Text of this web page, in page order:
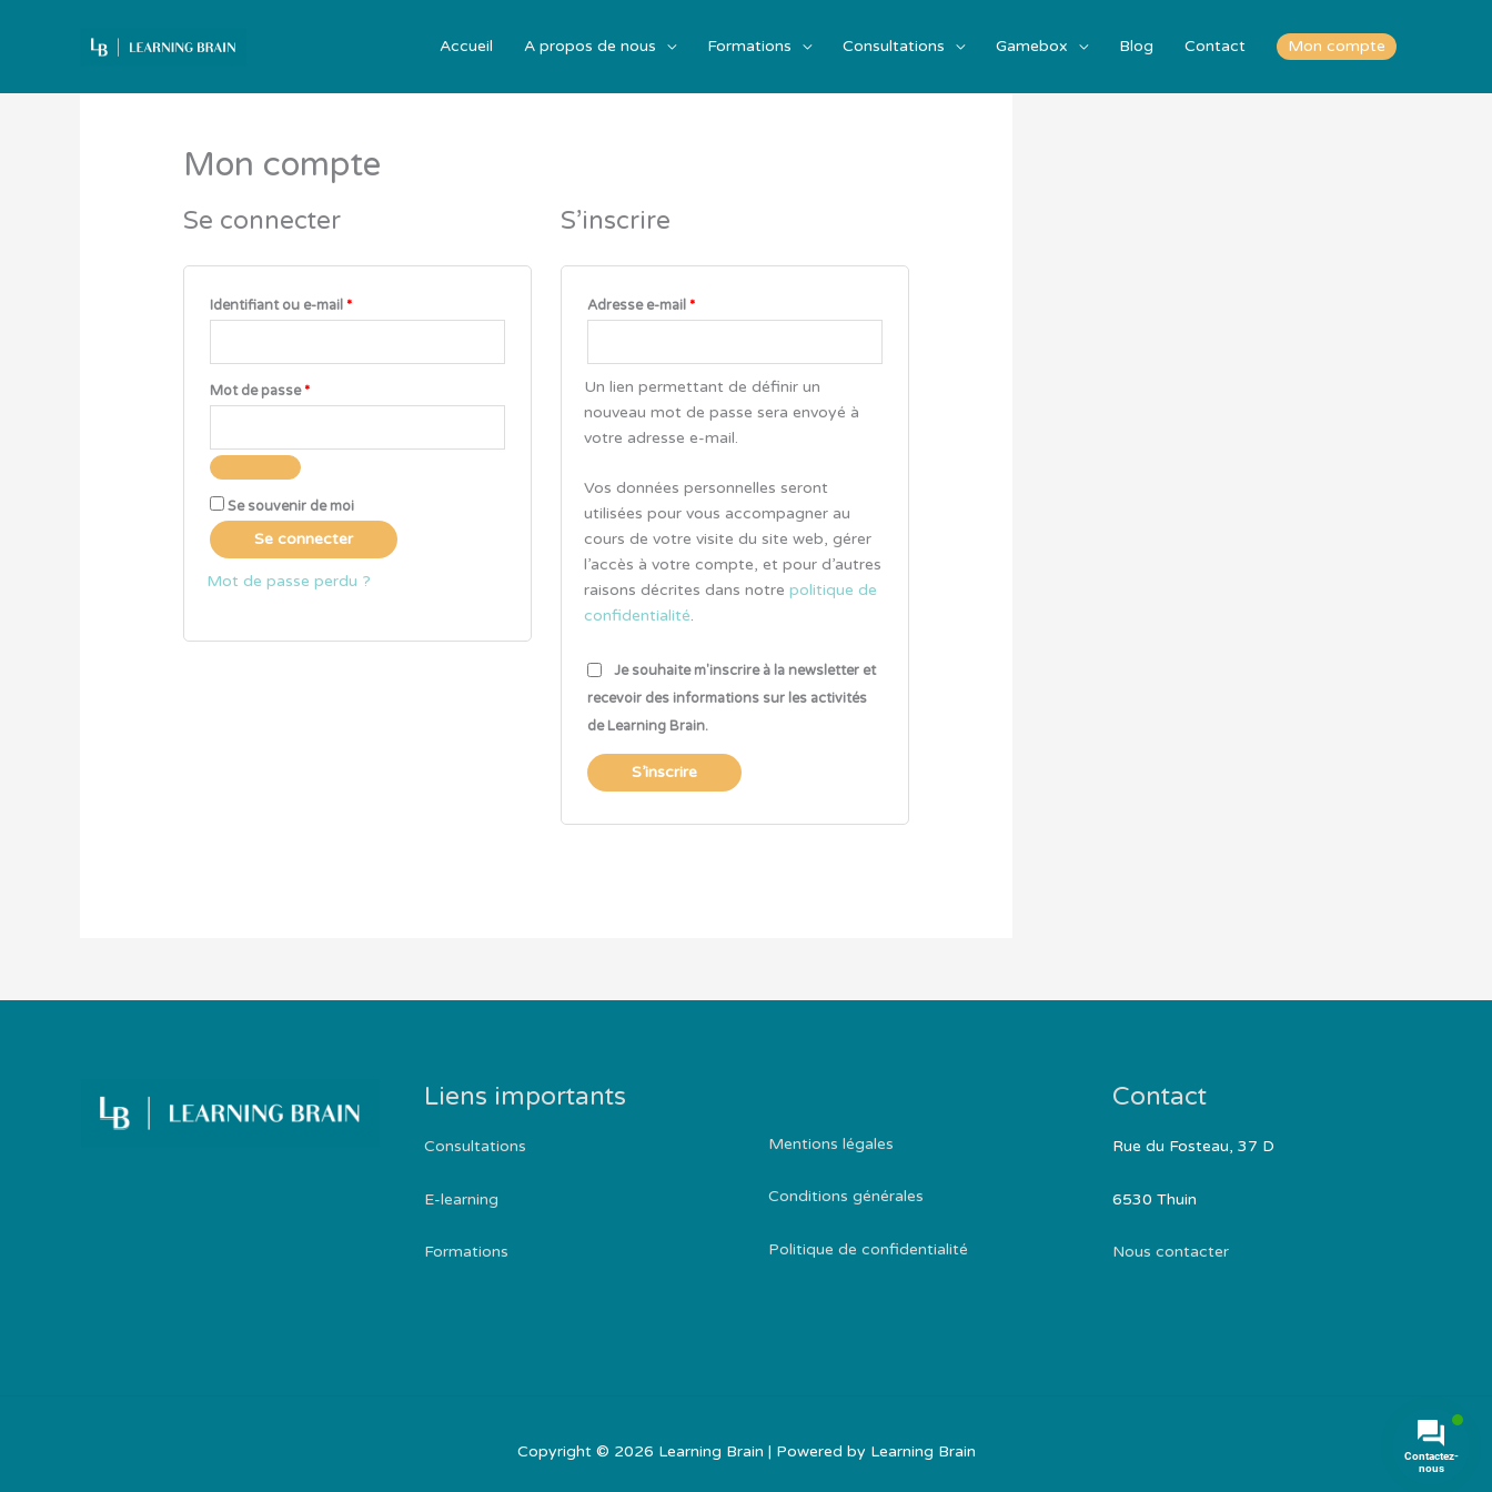
Accueil A propos de nous Formations Consultations Gamebox Blog Contact Mon compte
Mon compte
Se connecter
Identifiant ou e-mail *
Mot de passe*
Se souvenir de moi
Se connecter
Mot de passe perdu ?
S’inscrire
Adresse e-mail *
Un lien permettant de définir un
nouveau mot de passe sera envoyé à
votre adresse e-mail.
Vos données personnelles seront
utilisées pour vous accompagner au
cours de votre visite du site web, gérer
l’accès à votre compte, et pour d’autres
raisons décrites dans notrepolitique de
confidentialité.
Je souhaite m'inscrire à la newsletter et
recevoir des informations sur les activités
de Learning Brain.
S’inscrire
Liens importants
Consultations
E-learning
Formations
Mentions légales
Conditions générales
Politique de confidentialité
Contact
Rue du Fosteau, 37 D
6530 Thuin
Nous contacter
Copyright © 2026 Learning Brain | Powered by Learning Brain
Contactez-
nous